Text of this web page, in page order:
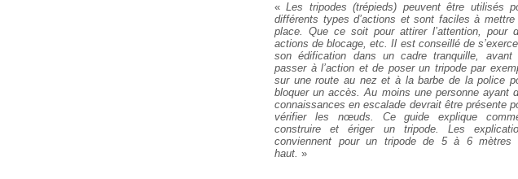
«Les tripodes (trépieds) peuvent être utilisés
différents types d’actions et sont faciles à mettre
place. Que ce soit pour attirer l’attention, pour
actions de blocage, etc. Il est conseillé de
son édification dans un cadre tranquille, avant
passer à l’action et de poser un tripode par
sur une route au nez et à la barbe de la police
bloquer un accès. Au moins une personne ayant
connaissances en escalade devrait être présente
vérifier les nœuds. Ce guide explique
construire et ériger un tripode. Les
conviennent pour un tripode de 5 à 6 mètres
haut. »